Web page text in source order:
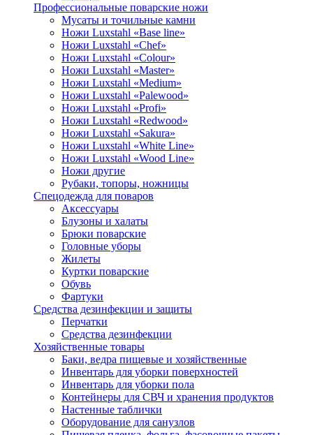
Профессиональные поварские ножи
Мусаты и точильные камни
Ножи Luxstahl «Base line»
Ножи Luxstahl «Chef»
Ножи Luxstahl «Colour»
Ножи Luxstahl «Master»
Ножи Luxstahl «Medium»
Ножи Luxstahl «Palewood»
Ножи Luxstahl «Profi»
Ножи Luxstahl «Redwood»
Ножи Luxstahl «Sakura»
Ножи Luxstahl «White Line»
Ножи Luxstahl «Wood Line»
Ножи другие
Рубаки, топоры, ножницы
Спецодежда для поваров
Аксессуары
Блузоны и халаты
Брюки поварские
Головные уборы
Жилеты
Куртки поварские
Обувь
Фартуки
Средства дезинфекции и защиты
Перчатки
Средства дезинфекции
Хозяйственные товары
Баки, ведра пищевые и хозяйственные
Инвентарь для уборки поверхностей
Инвентарь для уборки пола
Контейнеры для СВЧ и хранения продуктов
Настенные таблички
Оборудование для санузлов